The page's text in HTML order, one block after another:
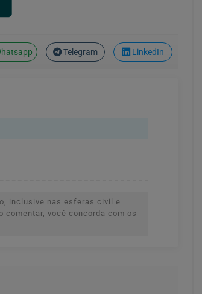
Telegram LinkedIn
inclusive nas esferas civil e
você concorda com os